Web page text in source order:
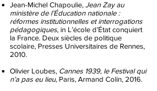
Jean-Michel Chapoulie, Jean Zay au
ministère de l’Éducation nationale :
réformes institutionnelles et interrogations
pédagogiques, in L’école d’État conquiert
la France. Deux siècles de politique
scolaire, Presses Universitaires de Rennes,
2010.
Olivier Loubes, Cannes 1939, le Festival qui
n’a pas eu lieu, Paris, Armand Colin, 2016.